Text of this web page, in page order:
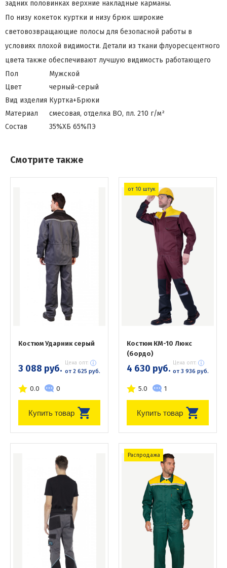
задних половинках верхние накладные карманы.
По низу кокеток куртки и низу брюк широкие
световозвращающие полосы для безопасной работы в
условиях плохой видимости. Детали из ткани флуоресцентного
цвета также обеспечивают лучшую видимость работающего
Пол
Мужской
Цвет
черный-серый
Вид изделия Куртка+Брюки
Материал
смесовая, отделка ВО, пл. 210 г/м²
Состав
35%ХБ 65%ПЭ
Смотрите также
Костюм Ударник серый
3 088 руб. Цена опт:
от 2 625 руб.
0.0 0
Купить товар
от 10 штук
Костюм КМ-10 Люкс
(бордо)
4 630 руб. Цена опт:
от 3 936 руб.
5.0 1
Купить товар
Распродажа